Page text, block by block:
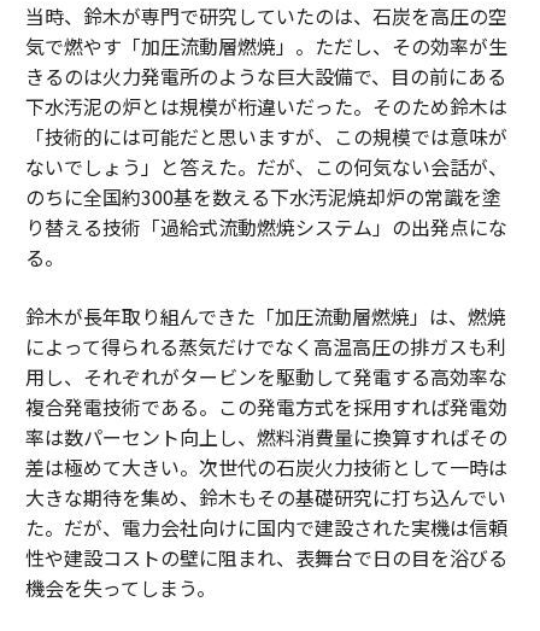
当時、鈴木が専門で研究していたのは、石炭を高圧の空
気で燃やす「加圧流動層燃焼」。ただし、その効率が生
きるのは火力発電所のような巨大設備で、目の前にある
下水汚泥の炉とは規模が桁違いだった。そのため鈴木は
「技術的には可能だと思いますが、この規模では意味が
ないでしょう」と答えた。だが、この何気ない会話が、
のちに全国約300基を数える下水汚泥焼却炉の常識を塗
り替える技術「過給式流動燃焼システム」の出発点にな
る。
鈴木が長年取り組んできた「加圧流動層燃焼」は、燃焼
によって得られる蒸気だけでなく高温高圧の排ガスも利
用し、それぞれがタービンを駆動して発電する高効率な
複合発電技術である。この発電方式を採用すれば発電効
率は数パーセント向上し、燃料消費量に換算すればその
差は極めて大きい。次世代の石炭火力技術として一時は
大きな期待を集め、鈴木もその基礎研究に打ち込んでい
た。だが、電力会社向けに国内で建設された実機は信頼
性や建設コストの壁に阻まれ、表舞台で日の目を浴びる
機会を失ってしまう。